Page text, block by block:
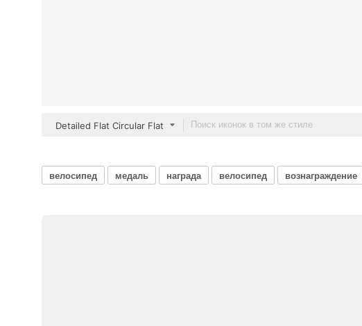
Detailed Flat Circular Flat
велосипед медаль награда велосипед вознаграждение